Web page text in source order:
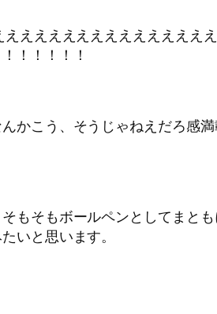
えええええええええええええ
！！！！！
こう、そうじゃねえだろ感
もそもボールペンとしてまと
いと思います。